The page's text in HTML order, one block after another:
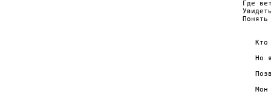
Где
Кто
Но
Мон